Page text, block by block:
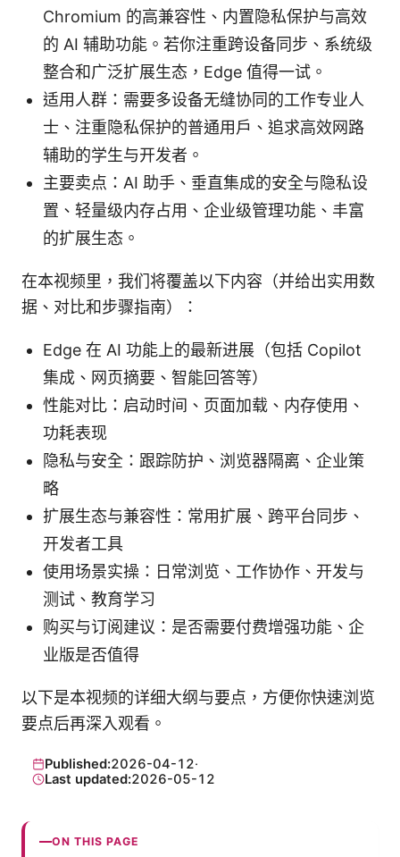
Chromium 的高兼容性、内置隐私保护与高效
的 AI 辅助功能。若你注重跨设备同步、系统级
整合和广泛扩展生态，Edge 值得一试。
适用人群：需要多设备无缝协同的工作专业人
士、注重隐私保护的普通用户、追求高效网路
辅助的学生与开发者。
主要卖点：AI 助手、垂直集成的安全与隐私设
置、轻量级内存占用、企业级管理功能、丰富
的扩展生态。
在本视频里，我们将覆盖以下内容（并给出实用数
据、对比和步骤指南）：
Edge 在 AI 功能上的最新进展（包括 Copilot
集成、网页摘要、智能回答等）
性能对比：启动时间、页面加载、内存使用、
功耗表现
隐私与安全：跟踪防护、浏览器隔离、企业策
略
扩展生态与兼容性：常用扩展、跨平台同步、
开发者工具
使用场景实操：日常浏览、工作协作、开发与
测试、教育学习
购买与订阅建议：是否需要付费增强功能、企
业版是否值得
以下是本视频的详细大纲与要点，方便你快速浏览
要点后再深入观看。
Published:2026-04-12·
Last updated:2026-05-12
ON THIS PAGE